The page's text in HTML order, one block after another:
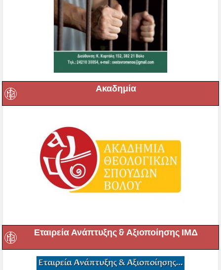
Ακαδημία
Εταιρεία Ανάπτυξης & Αξιοποίησης ΙΜΔ